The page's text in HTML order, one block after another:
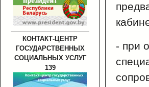
КОНТАКТ-ЦЕНТР
ГОСУДАРСТВЕННЫХ
СОЦИАЛЬНЫХ УСЛУГ
139
- при